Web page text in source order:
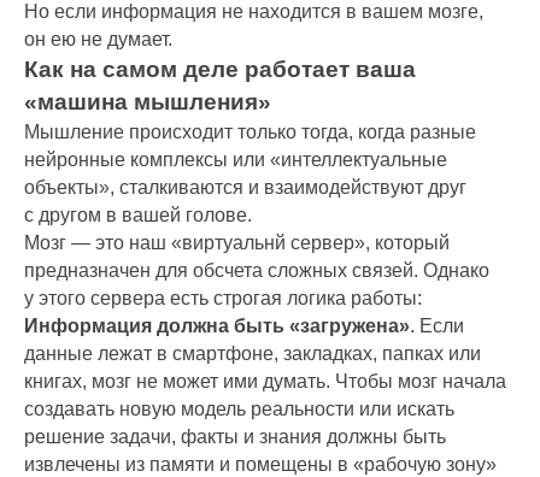
Но если информация не находится в вашем мозге,
он ею не думает.
Как на самом деле работает ваша
«машина мышления»
Мышление происходит только тогда, когда разные
нейронные комплексы или «интеллектуальные
объекты», сталкиваются и взаимодействуют друг
с другом в вашей голове.
Мозг — это наш «виртуальнй сервер», который
предназначен для обсчета сложных связей. Однако
у этого сервера есть строгая логика работы:
Информация должна быть «загружена». Если
данные лежат в смартфоне, закладках, папках или
книгах, мозг не может ими думать. Чтобы мозг начала
создавать новую модель реальности или искать
решение задачи, факты и знания должны быть
извлечены из памяти и помещены в «рабочую зону»